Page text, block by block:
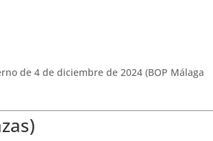
de 4 de diciembre de 2024 (BOP Málaga